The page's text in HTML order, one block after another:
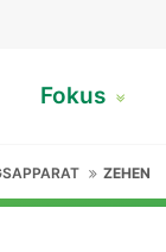
Fokus
ZEHEN